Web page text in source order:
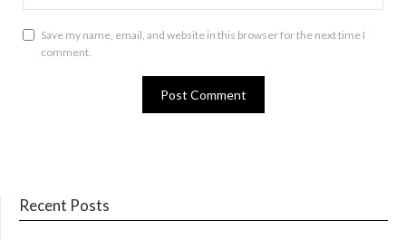
Save my name, email, and website in this browser for the next time I
comment.
Recent Posts